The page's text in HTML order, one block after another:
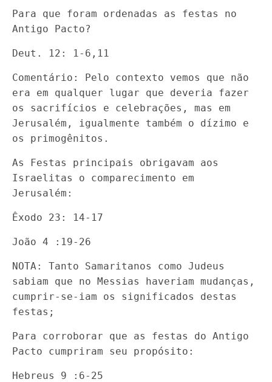
Para que foram ordenadas as festas no
Antigo Pacto?
Deut. 12: 1-6,11
Comentário: Pelo contexto vemos que não
era em qualquer lugar que deveria fazer
os sacrifícios e celebrações, mas em
Jerusalém, igualmente também o dízimo e
os primogênitos.
As Festas principais obrigavam aos
Israelitas o comparecimento em
Jerusalém:
Êxodo 23: 14-17
João 4 :19-26
NOTA: Tanto Samaritanos como Judeus
sabiam que no Messias haveriam mudanças,
cumprir-se-iam os significados destas
festas;
Para corroborar que as festas do Antigo
Pacto cumpriram seu propósito:
Hebreus 9 :6-25